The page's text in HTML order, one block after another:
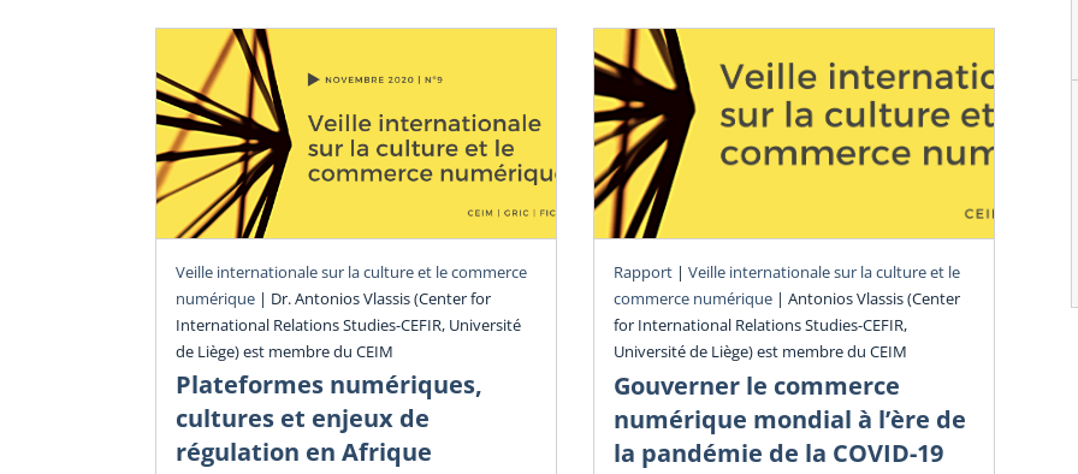
Veille internationale sur la culture et le commerce
numérique | Dr. Antonios Vlassis (Center for
International Relations Studies-CEFIR, Université
de Liège) est membre du CEIM
Plateformes numériques,
cultures et enjeux de
régulation en Afrique
Rapport | Veille internationale sur la culture et le
commerce numérique | Antonios Vlassis (Center
for International Relations Studies-CEFIR,
Université de Liège) est membre du CEIM
Gouverner le commerce
numérique mondial à l’ère de
la pandémie de la COVID-19